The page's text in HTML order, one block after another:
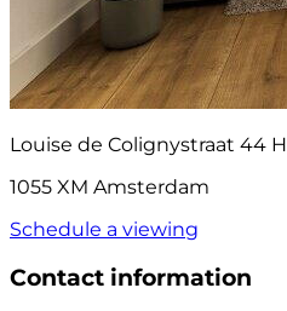
Louise de Colignystraat 44 H
1055 XM Amsterdam
Schedule a viewing
Contact information